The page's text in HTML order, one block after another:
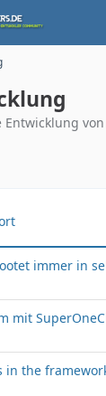
immer in
mit
in the